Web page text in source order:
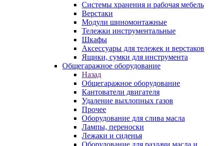
Системы хранения и рабочая мебель
Верстаки
Модули шиномонтажные
Тележки инструментальные
Шкафы
Аксессуары для тележек и верстаков
Ящики, сумки для инструмента
Общегаражное оборудование
Назад
Общегаражное оборудование
Кантователи двигателя
Удаление выхлопных газов
Прочее
Оборудование для слива масла
Лампы, переноски
Лежаки и сиденья
Оборудование для раздачи масла и